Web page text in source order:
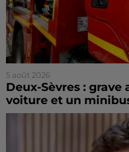
5 août 2026
Deux-Sèvres :
voiture et un